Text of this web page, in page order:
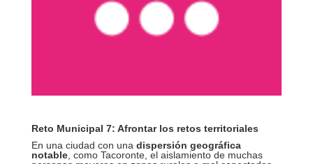
Reto Municipal 7: Afrontar los retos territoriales
En una ciudad con una dispersión geográfica
notable, como Tacoronte, el aislamiento de muchas